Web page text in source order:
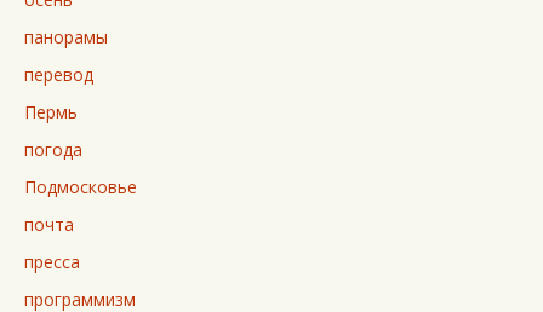
панорамы
перевод
Пермь
погода
Подмосковье
почта
пресса
программизм